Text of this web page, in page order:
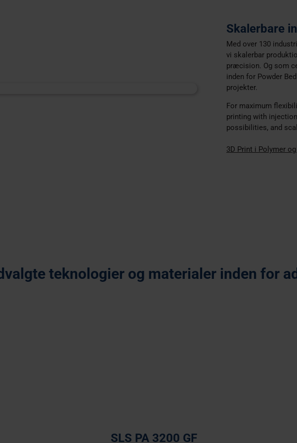
Skalerbare
Med over 130
vi skalerbar
præcision. Og som
inden for Powder
projekter.
For maximum
printing with
possibilities, and
3D Print i Polymer
teknologier og materialer inden for
Selective Laser Sintering Stereolitograpfi
SLS PA 3200 GF